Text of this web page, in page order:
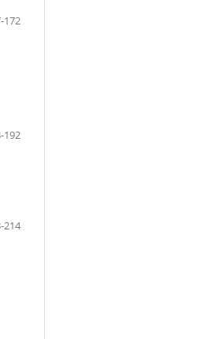
172
192
214